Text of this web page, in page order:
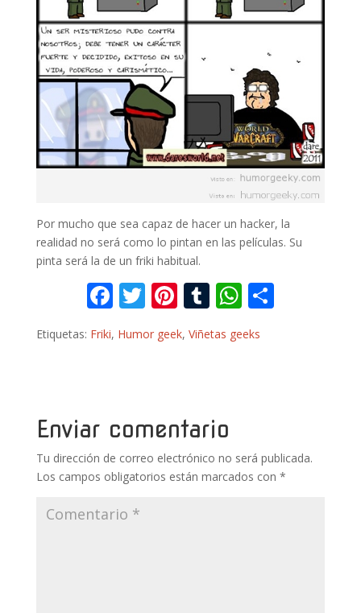
Por mucho que sea capaz de hacer un hacker, la
realidad no será como lo pintan en las películas. Su
pinta será la de un friki habitual.
F
ac
e
o
k
T
itt
Pi
nt
er
T
m
W
h
at
p r
Etiquetas: Friki, Humor geek, Viñetas geeks
Enviar comentario
Tu dirección de correo electrónico no será publicada.
Los campos obligatorios están marcados con *